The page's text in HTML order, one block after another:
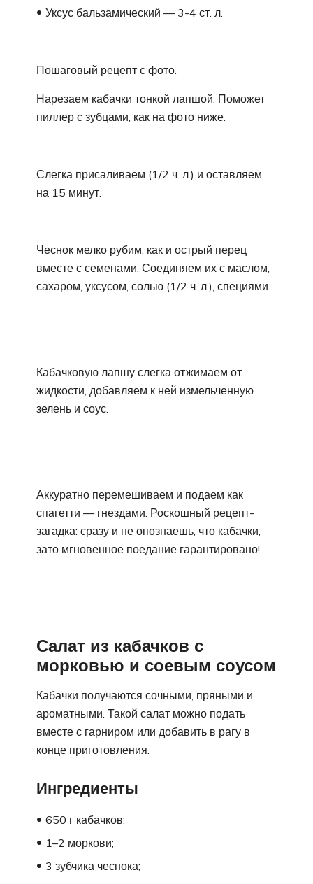
Уксус бальзамический — 3-4 ст. л.
Пошаговый рецепт с фото.
Нарезаем кабачки тонкой лапшой. Поможет
пиллер с зубцами, как на фото ниже.
Слегка присаливаем (1/2 ч. л.) и оставляем
на 15 минут.
Чеснок мелко рубим, как и острый перец
вместе с семенами. Соединяем их с маслом,
сахаром, уксусом, солью (1/2 ч. л.), специями.
Кабачковую лапшу слегка отжимаем от
жидкости, добавляем к ней измельченную
зелень и соус.
Аккуратно перемешиваем и подаем как
спагетти — гнездами. Роскошный рецепт-
загадка: сразу и не опознаешь, что кабачки,
зато мгновенное поедание гарантировано!
Салат из кабачков с
морковью и соевым соусом
Кабачки получаются сочными, пряными и
ароматными. Такой салат можно подать
вместе с гарниром или добавить в рагу в
конце приготовления.
Ингредиенты
650 г кабачков;
1–2 моркови;
3 зубчика чеснока;